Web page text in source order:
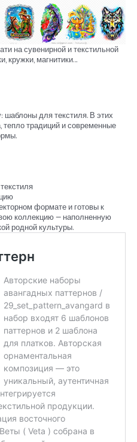
на сувенирной и текстильной
кружки, магнитики…
шаблоны для текстиля. В этих
тепло традиций и современные
формате и готовы к
коллекцию — наполненную
родной культуры.